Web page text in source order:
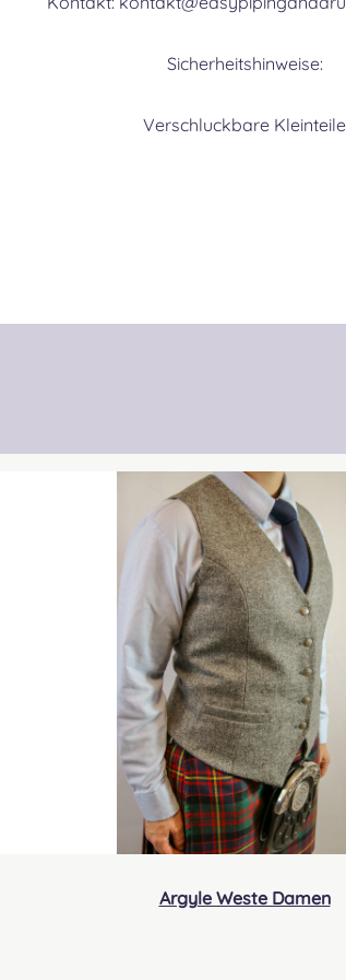
Sicherheitshinweise:
Verschluckbare Kleinteile
Argyle Weste Damen